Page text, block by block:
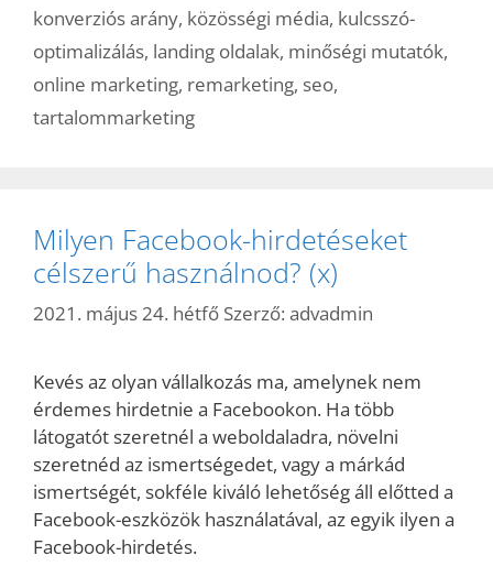
konverziós arány, közösségi média, kulcsszó-
optimalizálás, landing oldalak, minőségi mutatók,
online marketing, remarketing, seo,
tartalommarketing
Milyen Facebook-hirdetéseket
célszerű használnod? (x)
2021. május 24. hétfő Szerző: advadmin
Kevés az olyan vállalkozás ma, amelynek nem
érdemes hirdetnie a Facebookon. Ha több
látogatót szeretnél a weboldaladra, növelni
szeretnéd az ismertségedet, vagy a márkád
ismertségét, sokféle kiváló lehetőség áll előtted a
Facebook-eszközök használatával, az egyik ilyen a
Facebook-hirdetés.